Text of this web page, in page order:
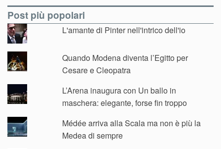
Post più popolari
L'amante di Pinter nell'intrico dell'io
Quando Modena diventa l’Egitto per
Cesare e Cleopatra
L’Arena inaugura con Un ballo in
maschera: elegante, forse fin troppo
Médée arriva alla Scala ma non è più la
Medea di sempre